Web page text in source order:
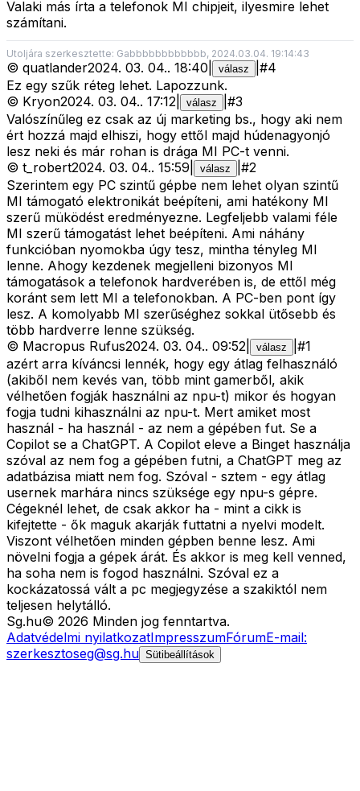
Valaki más írta a telefonok MI chipjeit, ilyesmire lehet
számítani.
Utoljára szerkesztette: Gabbbbbbbbbbbb, 2024.03.04. 19:14:43
© quatlander2024. 03. 04.. 18:40 válasz #4
Ez egy szűk réteg lehet. Lapozzunk.
© Kryon2024. 03. 04.. 17:12 válasz #3
Valószínűleg ez csak az új marketing bs., hogy aki nem
ért hozzá majd elhiszi, hogy ettől majd húdenagyonjó
lesz neki és már rohan is drága MI PC-t venni.
© t_robert2024. 03. 04.. 15:59 válasz #2
Szerintem egy PC szintű gépbe nem lehet olyan szintű
MI támogató elektronikát beépíteni, ami hatékony MI
szerű müködést eredményezne. Legfeljebb valami féle
MI szerű támogatást lehet beépíteni. Ami náhány
funkcióban nyomokba úgy tesz, mintha tényleg MI
lenne. Ahogy kezdenek megjelleni bizonyos MI
támogatások a telefonok hardverében is, de ettől még
koránt sem lett MI a telefonokban. A PC-ben pont így
lesz. A komolyabb MI szerűséghez sokkal ütősebb és
több hardverre lenne szükség.
© Macropus Rufus2024. 03. 04.. 09:52 válasz #1
azért arra kíváncsi lennék, hogy egy átlag felhasználó
(akiből nem kevés van, több mint gamerből, akik
vélhetően fogják használni az npu-t) mikor és hogyan
fogja tudni kihasználni az npu-t. Mert amiket most
használ - ha használ - az nem a gépében fut. Se a
Copilot se a ChatGPT. A Copilot eleve a Binget használja
szóval az nem fog a gépében futni, a ChatGPT meg az
adatbázisa miatt nem fog. Szóval - sztem - egy átlag
usernek marhára nincs szüksége egy npu-s gépre.
Cégeknél lehet, de csak akkor ha - mint a cikk is
kifejtette - ők maguk akarják futtatni a nyelvi modelt.
Viszont vélhetően minden gépben benne lesz. Ami
növelni fogja a gépek árát. És akkor is meg kell venned,
ha soha nem is fogod használni. Szóval ez a
kockázatossá vált a pc megjegyzése a szakiktól nem
teljesen helytálló.
Sg.hu© 2026 Minden jog fenntartva.
Adatvédelmi nyilatkozatImpresszumFórumE-mail:
szerkesztoseg@sg.hu Sütibeállítások